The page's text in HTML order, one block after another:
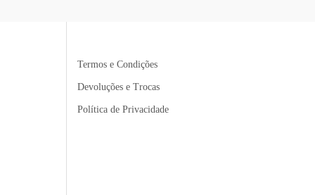
Termos e Condições
Devoluções e Trocas
Política de Privacidade